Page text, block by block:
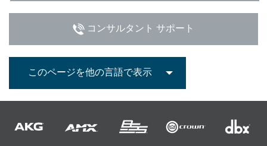
コンサルタント サポート
このページを他の言語で表示